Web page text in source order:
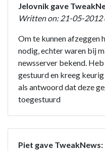
Jelovnik gave
Written on: 21-05-2012
Om te kunnen afzeggen
nodig, echter waren bij
newsserver bekend.
gestuurd en kreeg
als antwoord dat deze
toegestuurd
Piet gave TweakNews: